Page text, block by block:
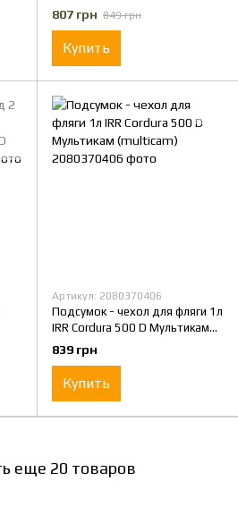
корпусом IRR Cordura 500 D
Пиксель ММ-14
807 грн 849 грн
Купить
Артикул: 2080370406
Подсумок - чехол для фляги 1л
IRR Cordura 500 D Мультикам
(multicam)
839 грн
Купить
еще 20 товаров